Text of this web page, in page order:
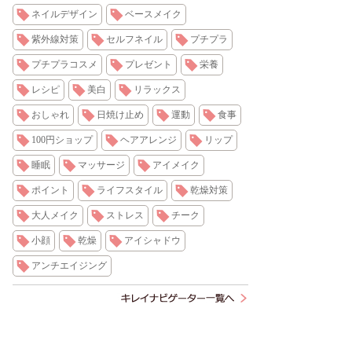
ネイルデザイン ベースメイク
紫外線対策 セルフネイル プチプラ
プチプラコスメ プレゼント 栄養
レシピ 美白 リラックス
おしゃれ 日焼け止め 運動 食事
100円ショップ ヘアアレンジ リップ
睡眠 マッサージ アイメイク
ポイント ライフスタイル 乾燥対策
大人メイク ストレス チーク
小顔 乾燥 アイシャドウ
アンチエイジング